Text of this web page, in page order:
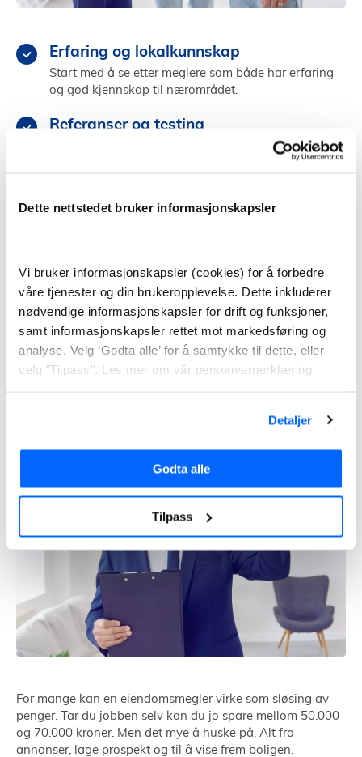
Dette nettstedet bruker informasjonskapsler
Vi bruker informasjonskapsler (cookies) for å forbedre
våre tjenester og din brukeropplevelse. Dette inkluderer
nødvendige informasjonskapsler for drift og funksjoner,
samt informasjonskapsler rettet mot markedsføring og
analyse. Velg ‘Godta alle’ for å samtykke til dette, eller
velg "Tilpass". Les mer om vår personvernerklæring
Detaljer
Godta alle
Tilpass
Erfaring og lokalkunnskap
Start med å se etter meglere som både har erfaring
og god kjennskap til nærområdet.
Referanser og testing
Sjekk meglerens referanser fra tidligere, og test
Velg en megler som du kommuniserer godt med og
Finn megler i Stathelle
Å selge bolig selv
For mange kan en eiendomsmegler virke som sløsing av
penger. Tar du jobben selv kan du jo spare mellom 50.000
og 70.000 kroner. Men det mye å huske på. Alt fra
annonser, lage prospekt og til å vise frem boligen.